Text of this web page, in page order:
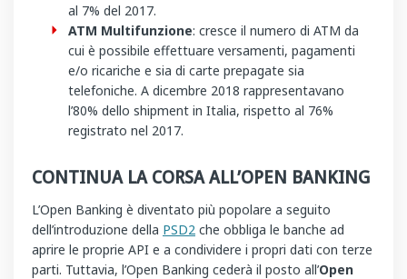
al 7% del 2017.
ATM Multifunzione: cresce il numero di ATM da
cui è possibile effettuare versamenti, pagamenti
e/o ricariche e sia di carte prepagate sia
telefoniche. A dicembre 2018 rappresentavano
l’80% dello shipment in Italia, rispetto al 76%
registrato nel 2017.
CONTINUA LA CORSA ALL’OPEN BANKING
L’Open Banking è diventato più popolare a seguito
dell’introduzione della PSD2 che obbliga le banche ad
aprire le proprie API e a condividere i propri dati con terze
parti. Tuttavia, l’Open Banking cederà il posto all’Open